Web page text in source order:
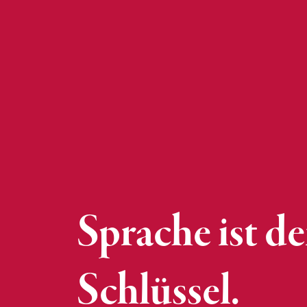
Sprache ist
Schlüssel.